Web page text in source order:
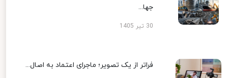
جها...
30 تیر 1405
فراتر از یک تصویر؛ ماجرای اعتماد به اصال...